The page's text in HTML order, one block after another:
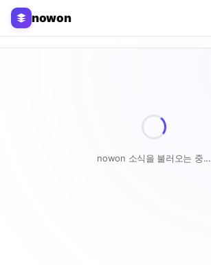
nowon
nowon 소식을 불러오는 중...